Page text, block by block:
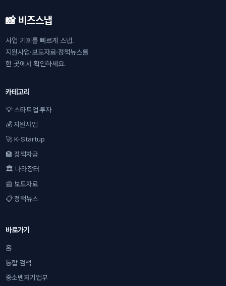
📸 비즈스냅
사업 기회를 빠르게 스냅.
지원사업·보도자료·정책뉴스를
한 곳에서 확인하세요.
카테고리
💡 스타트업·투자
💰 지원사업
🚀 K-Startup
🏦 정책자금
🏛 나라장터
📰 보도자료
📋 정책뉴스
바로가기
홈
통합 검색
중소벤처기업부